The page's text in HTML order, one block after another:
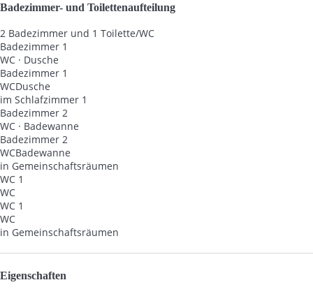
Badezimmer- und Toilettenaufteilung
2 Badezimmer und 1 Toilette/WC
Badezimmer 1
WC · Dusche
Badezimmer 1
WCDusche
im Schlafzimmer 1
Badezimmer 2
WC · Badewanne
Badezimmer 2
WCBadewanne
in Gemeinschaftsräumen
WC 1
WC
WC 1
WC
in Gemeinschaftsräumen
Eigenschaften